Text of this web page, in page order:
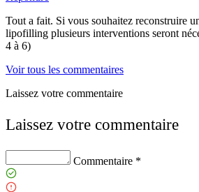
Tout a fait. Si vous souhaitez reconstruire
lipofilling plusieurs interventions seront
4 à 6)
Voir tous les commentaires
Laissez votre commentaire
Laissez votre commentaire
Commentaire *